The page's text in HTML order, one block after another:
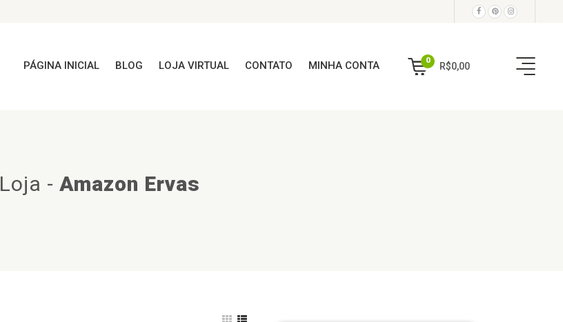
PÁGINA INICIAL BLOG LOJA VIRTUAL CONTATO MINHA CONTA 0
R$0,00
Loja - Amazon Ervas